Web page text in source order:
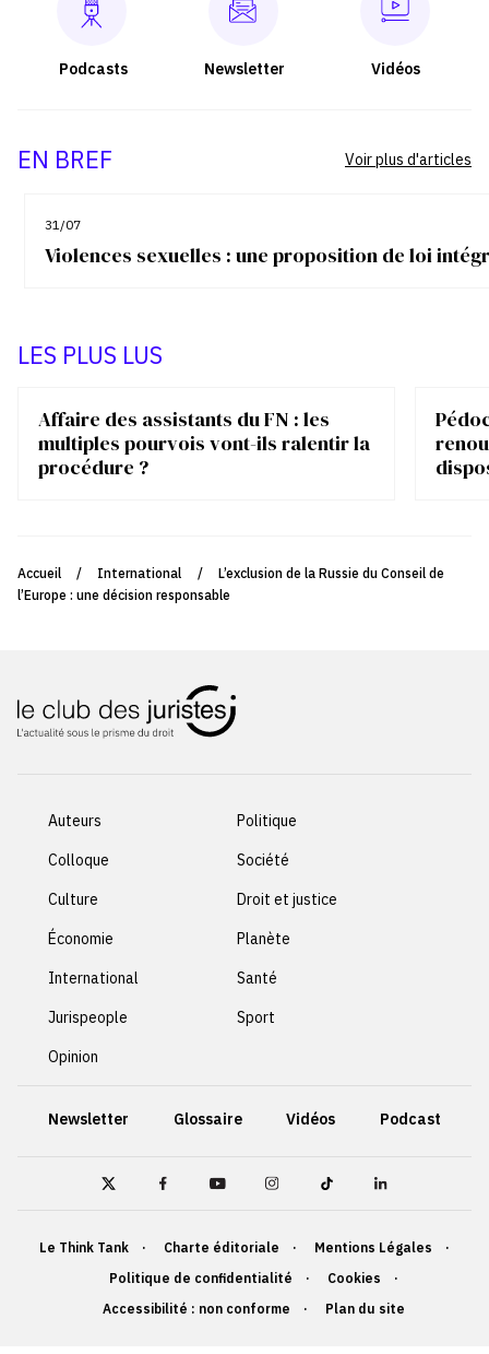
Podcasts Newsletter Vidéos
EN BREF
31/07
Violences sexuelles : une proposition de loi
Voir plus d'articles
LES PLUS LUS
Affaire des assistants du FN : les
multiples pourvois vont-ils ralentir la
procédure ?
Accueil / International /
L’exclusion de la Russie du Conseil de
l’Europe : une décision responsable
Auteurs
Colloque
Culture
Économie
International
Jurispeople
Opinion
Politique
Société
Droit et justice
Planète
Santé
Sport
Newsletter Glossaire Vidéos Podcast
Le Think Tank Charte éditoriale
Mentions Légales
Politique de confidentialité
Cookies
Accessibilité : non conforme
Plan du site